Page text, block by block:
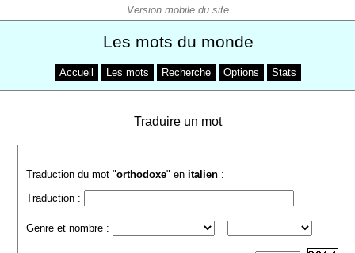
Les mots du monde
Accueil Les mots Recherche Options Stats
Traduire un mot
Traduction du mot "orthodoxe" enitalien :
Traduction :
Genre et nombre :